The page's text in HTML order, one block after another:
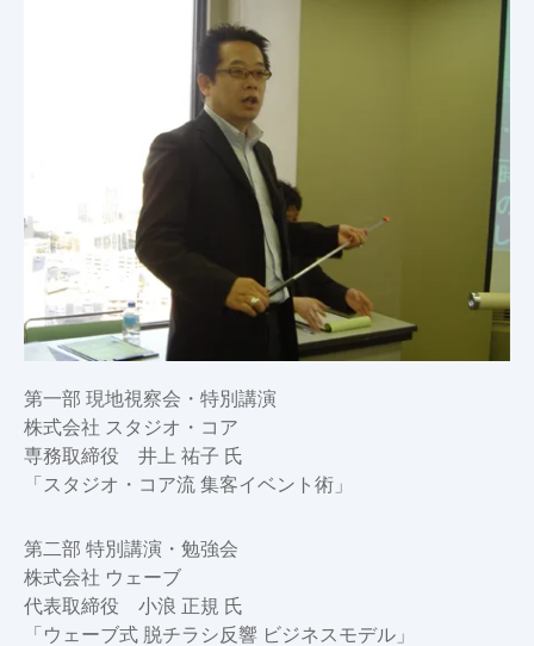
第一部 現地視察会・特別講演
株式会社 スタジオ・コア
専務取締役 井上 祐子 氏
「スタジオ・コア流 集客イベント術」
第二部 特別講演・勉強会
株式会社 ウェーブ
代表取締役 小浪 正規 氏
「ウェーブ式 脱チラシ反響 ビジネスモデル」